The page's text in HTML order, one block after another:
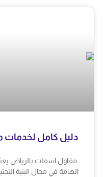
دليل كامل لخدمات
مقاول اسفلت بالرياض
الهامة في مجال البنية